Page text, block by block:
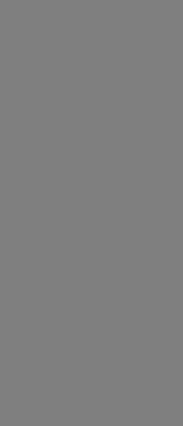
magasinage
un vaste
produits
les magasins sont
bien situés, que ce
des villes de taille
Les produits
des bas prix fixes.